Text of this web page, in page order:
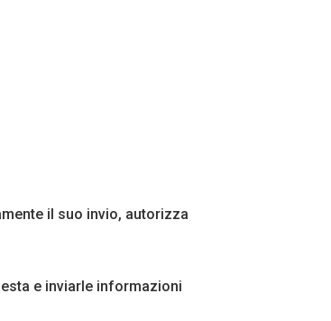
il suo invio, autorizza
e inviarle informazioni